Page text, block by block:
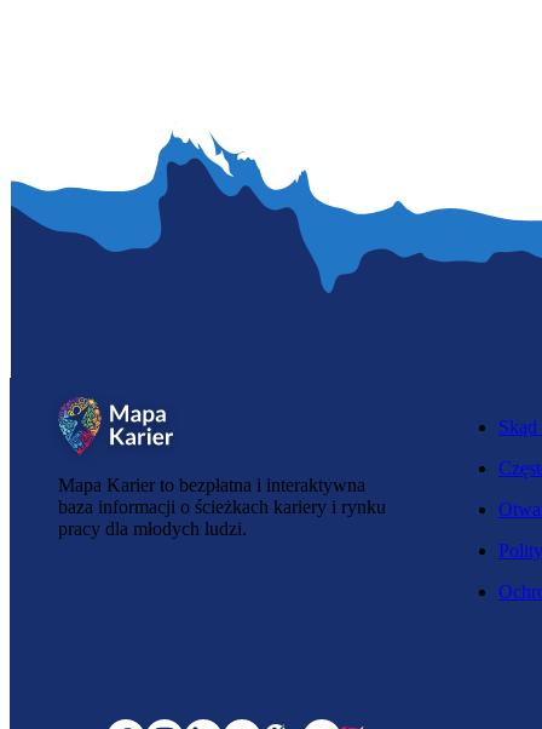
Mapa Karier to bezpłatna i interaktywna
baza informacji o ścieżkach kariery i rynku
pracy dla młodych ludzi.